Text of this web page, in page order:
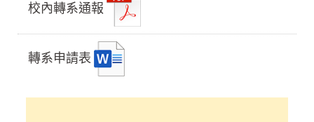
校內轉系通報
轉系申請表